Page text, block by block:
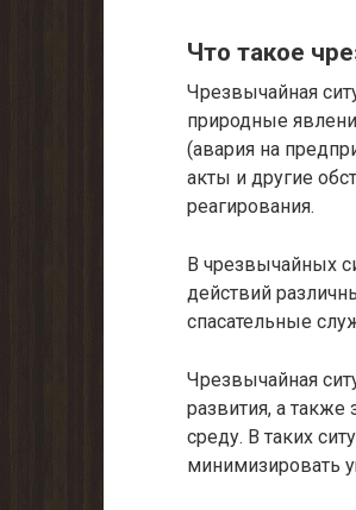
Что такое
Чрезвычайная
природные
(авария на
акты и другие
реагирования.
В чрезвычайных
действий
спасательные
Чрезвычайная
развития, а
среду. В таких
минимизировать